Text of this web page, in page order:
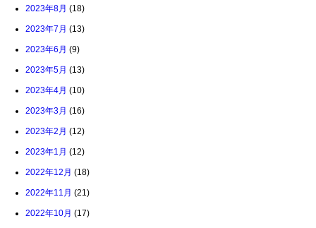
2023年8月 (18)
2023年7月 (13)
2023年6月 (9)
2023年5月 (13)
2023年4月 (10)
2023年3月 (16)
2023年2月 (12)
2023年1月 (12)
2022年12月 (18)
2022年11月 (21)
2022年10月 (17)